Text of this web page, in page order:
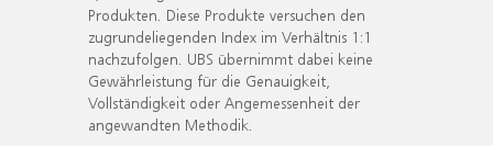
Produkten. Diese Produkte versuchen den
zugrundeliegenden Index im Verhältnis 1:1
nachzufolgen. UBS übernimmt dabei keine
Gewährleistung für die Genauigkeit,
Vollständigkeit oder Angemessenheit der
angewandten Methodik.